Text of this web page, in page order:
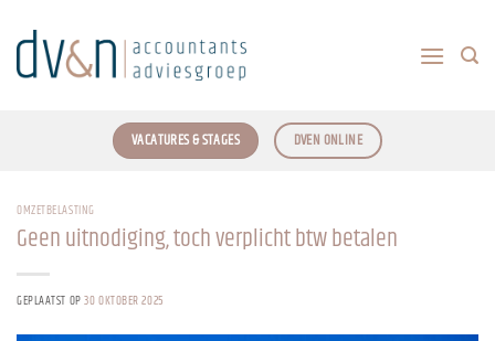
naar
inhoud
VACATURES & STAGES DVEN ONLINE
OMZETBELASTING
Geen uitnodiging, toch verplicht btw betalen
GEPLAATST OP30 OKTOBER 2025